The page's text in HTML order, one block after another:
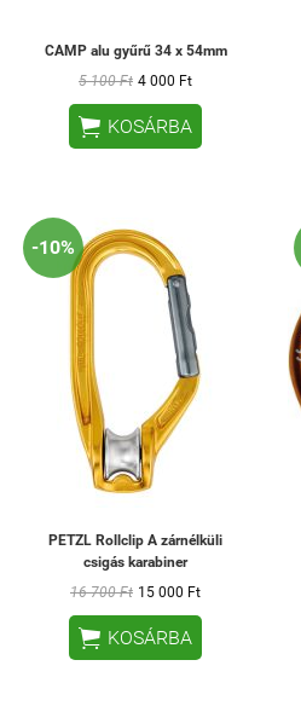
CAMP alu gyűrű 34 x 54mm
5 100 Ft 4 000 Ft
 KOSÁRBA
-10%
PETZL Rollclip A zárnélküli
csigás karabiner
16 700 Ft 15 000 Ft
 KOSÁRBA